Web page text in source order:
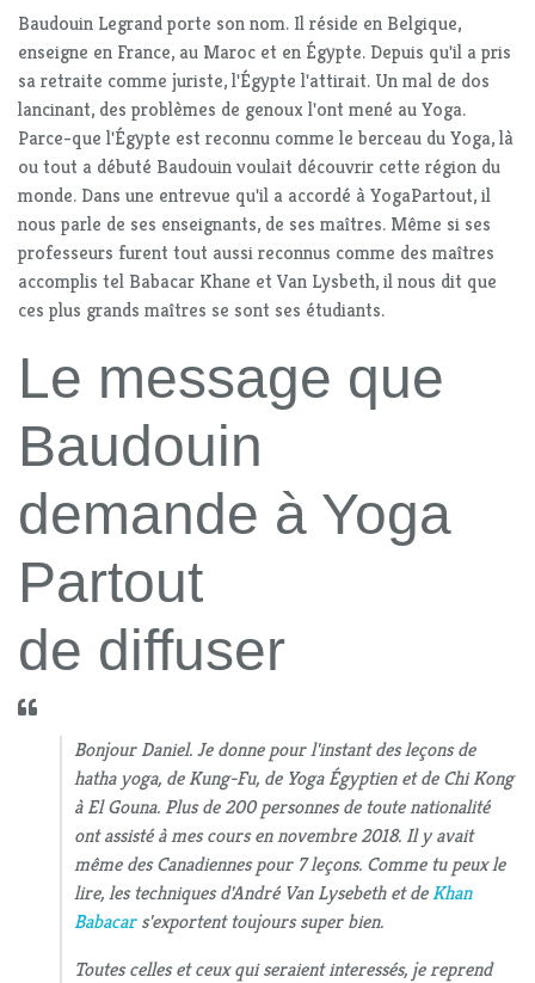
Baudouin Legrand porte son nom. Il réside en Belgique,
enseigne en France, au Maroc et en Égypte. Depuis qu'il a pris
sa retraite comme juriste, l'Égypte l'attirait. Un mal de dos
lancinant, des problèmes de genoux l'ont mené au Yoga.
Parce-que l'Égypte est reconnu comme le berceau du Yoga, là
ou tout a débuté Baudouin voulait découvrir cette région du
monde. Dans une entrevue qu'il a accordé à YogaPartout, il
nous parle de ses enseignants, de ses maîtres. Même si ses
professeurs furent tout aussi reconnus comme des maîtres
accomplis tel Babacar Khane et Van Lysbeth, il nous dit que
ces plus grands maîtres se sont ses étudiants.
Le message que
Baudouin
demande à Yoga
Partout
de diffuser
Bonjour Daniel. Je donne pour l'instant des leçons de
hatha yoga, de Kung-Fu, de Yoga Égyptien et de Chi Kong
à El Gouna. Plus de 200 personnes de toute nationalité
ont assisté à mes cours en novembre 2018. Il y avait
même des Canadiennes pour 7 leçons. Comme tu peux le
lire, les techniques d'André Van Lysebeth et deKhan
Babacars'exportent toujours super bien.
Toutes celles et ceux qui seraient interessés, je reprend